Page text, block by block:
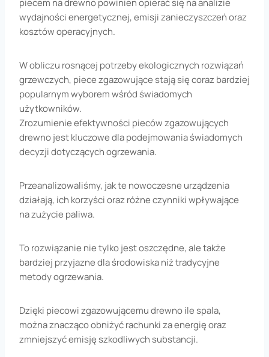
piecem na drewno powinien opierać się na analizie
wydajności energetycznej, emisji zanieczyszczeń oraz
kosztów operacyjnych.
W obliczu rosnącej potrzeby ekologicznych rozwiązań
grzewczych, piece zgazowujące stają się coraz bardziej
popularnym wyborem wśród świadomych
użytkowników.
Zrozumienie efektywności pieców zgazowujących
drewno jest kluczowe dla podejmowania świadomych
decyzji dotyczących ogrzewania.
Przeanalizowaliśmy, jak te nowoczesne urządzenia
działają, ich korzyści oraz różne czynniki wpływające
na zużycie paliwa.
To rozwiązanie nie tylko jest oszczędne, ale także
bardziej przyjazne dla środowiska niż tradycyjne
metody ogrzewania.
Dzięki piecowi zgazowującemu drewno ile spala,
można znacząco obniżyć rachunki za energię oraz
zmniejszyć emisję szkodliwych substancji.